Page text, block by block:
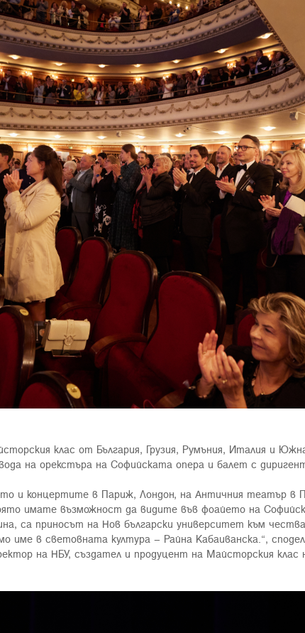
клас от България, Грузия, Румъния, Италия и
на орекстъра на Софийската опера и балет с
и концертите в Париж, Лондон, на Античния театър в
имате възможност да видите във фоайето на
са приносът на Нов български университет към
име в световната култура – Райна Кабаиванска.“,
на НБУ, създател и продуцент на Майсторския клас